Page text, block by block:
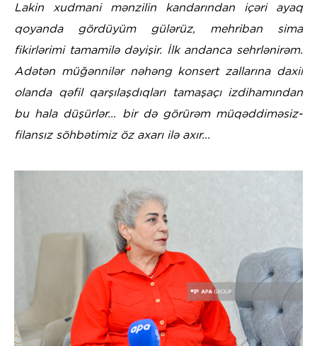
Lakin xudmani mənzilin kandarından içəri ayaq
qoyanda gördüyüm gülərüz, mehriban sima
fikirlərimi tamamilə dəyişir. İlk andanca sehrlənirəm.
Adətən müğənnilər nəhəng konsert zallarına daxil
olanda qəfil qarşılaşdıqları tamaşaçı izdihamından
bu hala düşürlər... bir də görürəm müqəddiməsiz-
filansız söhbətimiz öz axarı ilə axır...